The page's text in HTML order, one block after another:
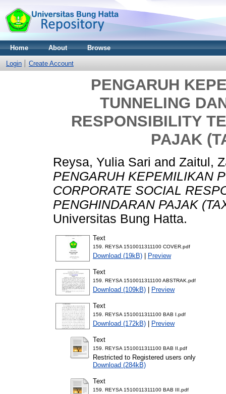
Home About Browse
Login Create Account
PENGARUH
TUNNELING
RESPONSIBILITY
PAJAK
Reysa, Yulia Sari and Zaitul,
PENGARUH KEPEMILIKAN
CORPORATE SOCIAL
PENGHINDARAN PAJAK
Universitas Bung Hatta.
Text
159. REYSA 1510011311100 COVER.pdf
Download (19kB) | Preview
Text
159. REYSA 1510011311100 ABSTRAK.pdf
Download (109kB) | Preview
Text
159. REYSA 1510011311100 BAB I.pdf
Download (172kB) | Preview
Text
159. REYSA 1510011311100 BAB II.pdf
Restricted to Registered users only
Download (284kB)
Text
159. REYSA 1510011311100 BAB III.pdf